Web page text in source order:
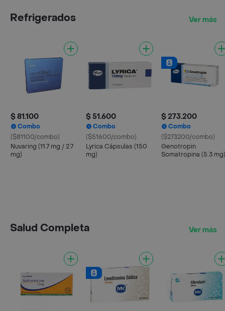
Refrigerados Ver más
$ 81.100
Combo
($81100/combo)
Nuvaring (11.7 mg / 2.7
mg)
$ 51.600
Combo
($51600/combo)
Lyrica Cápsulas (150
mg)
$ 273.200
Combo
($273200/combo)
Genotropin
Somatropina (5.3 mg)
Salud Completa Ver más